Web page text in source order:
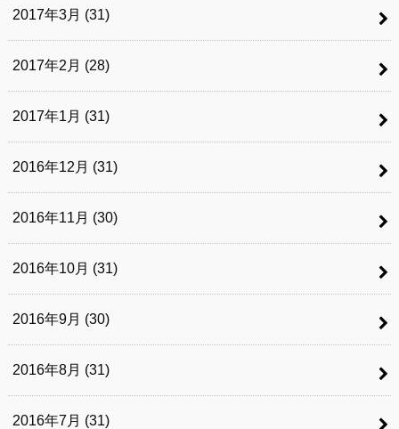
2017年3月 (31)
2017年2月 (28)
2017年1月 (31)
2016年12月 (31)
2016年11月 (30)
2016年10月 (31)
2016年9月 (30)
2016年8月 (31)
2016年7月 (31)